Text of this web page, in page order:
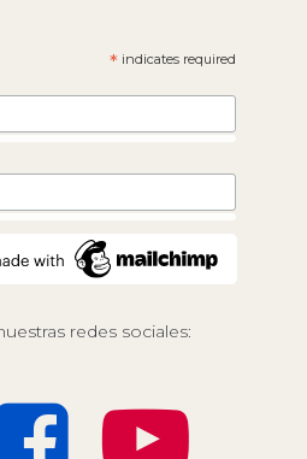
*indicates required
redes sociales: